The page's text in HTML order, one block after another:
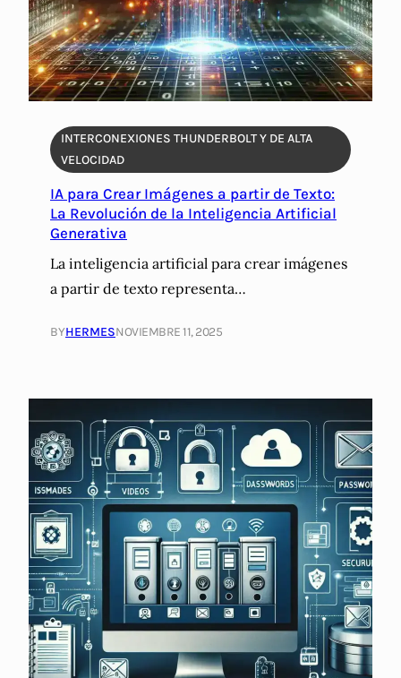
INTERCONEXIONES THUNDERBOLT Y DE ALTA
VELOCIDAD
IA para Crear Imágenes a partir de Texto:
La Revolución de la Inteligencia Artificial
Generativa
La inteligencia artificial para crear imágenes
a partir de texto representa…
BYHERMESNOVIEMBRE 11, 2025